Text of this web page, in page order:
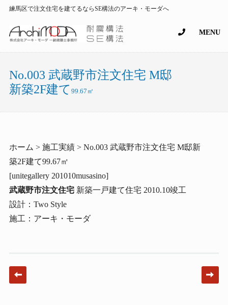
練馬区で注文住宅を建てるならSE構法のアーキ・モーダへ
MENU
No.003 武蔵野市注文住宅 M邸
新築2F建て 99.67㎡
ホーム > 施工実績 > No.003 武蔵野市注文住宅 M邸新
築2F建て99.67㎡
[unitegallery 201010musasino]
武蔵野市注文住宅新築一戸建て住宅 2010.10竣工
設計：Two Style
施工：アーキ・モーダ
Post navigation